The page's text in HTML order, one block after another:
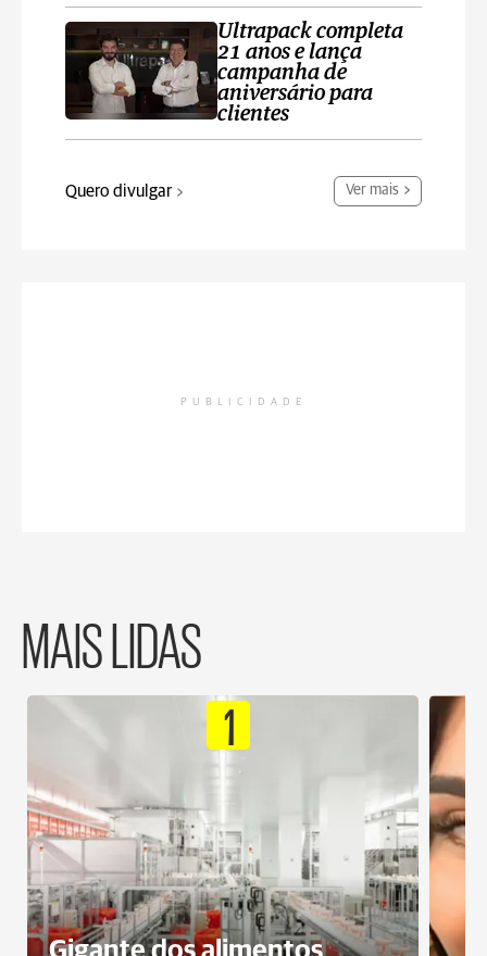
Ultrapack completa
21 anos e lança
campanha de
aniversário para
clientes
Quero divulgar Ver mais
PUBLICIDADE
MAIS LIDAS
1